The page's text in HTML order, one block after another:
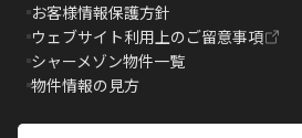
お客様情報保護方針
ウェブサイト利用上のご留意事項
シャーメゾン物件一覧
物件情報の見方